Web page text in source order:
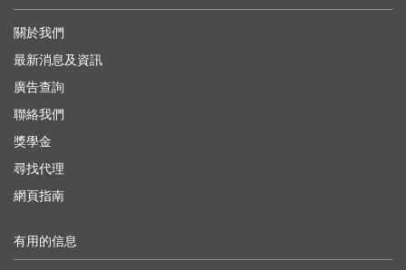
關於我們
最新消息及資訊
廣告查詢
聯絡我們
獎學金
尋找代理
網頁指南
有用的信息